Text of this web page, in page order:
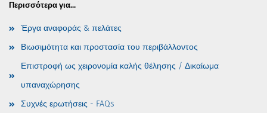
Περισσότερα για...
Έργα αναφοράς & πελάτες
Βιωσιμότητα και προστασία του περιβάλλοντος
Επιστροφή ως χειρονομία καλής θέλησης / Δικαίωμα
υπαναχώρησης
Συχνές ερωτήσεις - FAQs